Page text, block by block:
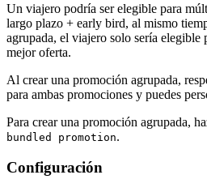
Un viajero podría ser elegible para
largo plazo + early bird, al mismo
agrupada, el viajero solo sería elegible
mejor oferta.
Al crear una promoción agrupada,
para ambas promociones y puedes
Para crear una promoción agrupada,
bundled promotion.
Configuración